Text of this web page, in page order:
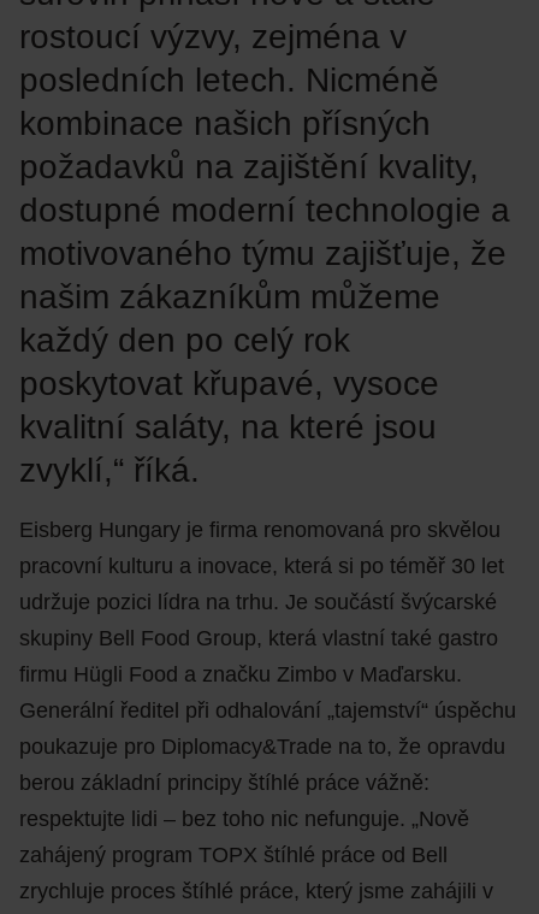
rostoucí výzvy, zejména v
posledních letech. Nicméně
kombinace našich přísných
požadavků na zajištění kvality,
dostupné moderní technologie a
motivovaného týmu zajišťuje, že
našim zákazníkům můžeme
každý den po celý rok
poskytovat křupavé, vysoce
kvalitní saláty, na které jsou
zvyklí,“ říká.
Eisberg Hungary je firma renomovaná pro skvělou
pracovní kulturu a inovace, která si po téměř 30 let
udržuje pozici lídra na trhu. Je součástí švýcarské
skupiny Bell Food Group, která vlastní také gastro
firmu Hügli Food a značku Zimbo v Maďarsku.
Generální ředitel při odhalování „tajemství“ úspěchu
poukazuje pro Diplomacy&Trade na to, že opravdu
berou základní principy štíhlé práce vážně:
respektujte lidi – bez toho nic nefunguje. „Nově
zahájený program TOPX štíhlé práce od Bell
zrychluje proces štíhlé práce, který jsme zahájili v